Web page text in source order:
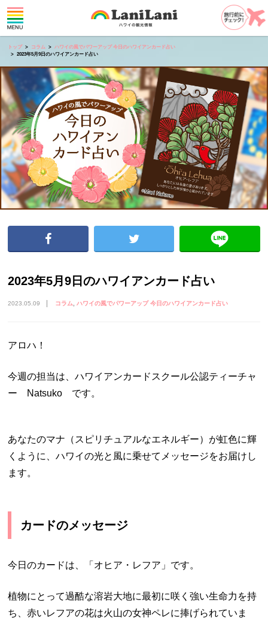
トップ コラム
ハワイの風でパワーアップ 今日のハワイアンカード占い
2023年5月9日のハワイアンカード占い
2023年5月9日のハワイアンカード占い
2023.05.09 コラム ハワイの風でパワーアップ 今日のハワイアンカード占い
アロハ！
今週の担当は、ハワイアンカードスクール公認ティーチャ
ー Natsuko です。
あなたのマナ（スピリチュアルなエネルギー）が虹色に輝
くように、ハワイの光と風に乗せてメッセージをお届けし
ます。
カードのメッセージ
今日のカードは、「オヒア・レフア」です。
植物にとって過酷な溶岩大地に最初に咲く強い生命力を持
ち、赤いレフアの花は火山の女神ペレに捧げられていま